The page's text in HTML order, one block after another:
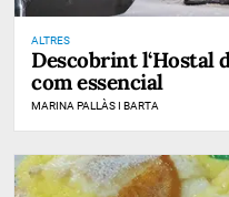
ALTRES
Descobrint l‘Hostal
com essencial
MARINA PALLÀS I BARTA